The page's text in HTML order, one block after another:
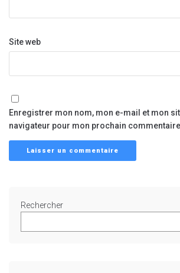
Site web
Enregistrer mon nom, mon e-mail et mon
navigateur pour mon prochain
Rechercher